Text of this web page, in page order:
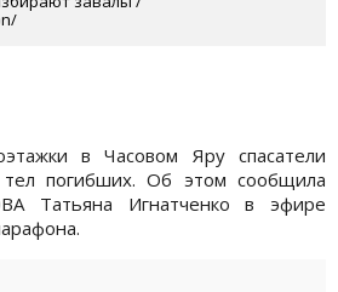
в Часовом Яру спасатели
погибших. Об этом сообщила
Татьяна Игнатченко в эфире